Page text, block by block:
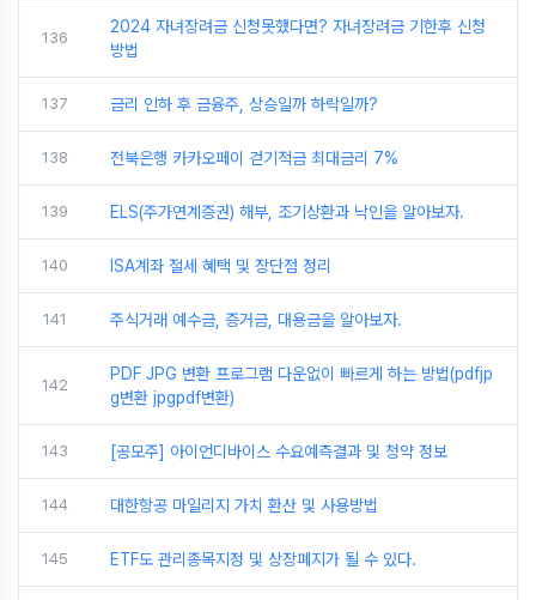
136
2024 자녀장려금 신청못했다면? 자녀장려금 기한후 신청
방법
137 금리 인하 후 금융주, 상승일까 하락일까?
138 전북은행 카카오페이 걷기적금 최대금리 7%
139 ELS(주가연계증권) 해부, 조기상환과 낙인을 알아보자.
140 ISA계좌 절세 혜택 및 장단점 정리
141 주식거래 예수금, 증거금, 대용금을 알아보자.
142
PDF JPG 변환 프로그램 다운없이 빠르게 하는 방법(pdfjp
g변환 jpgpdf변환)
143 [공모주] 아이언디바이스 수요예측결과 및 청약 정보
144 대한항공 마일리지 가치 환산 및 사용방법
145 ETF도 관리종목지정 및 상장폐지가 될 수 있다.